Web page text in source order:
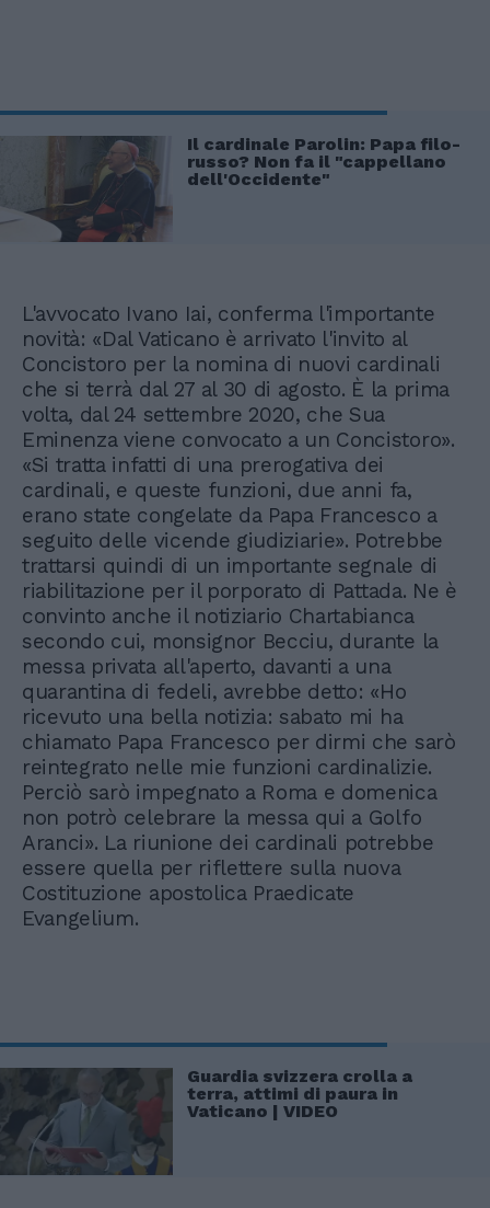
Il cardinale Parolin: Papa filo-
russo? Non fa il "cappellano
dell'Occidente"
L'avvocato Ivano Iai, conferma l'importante
novità: «Dal Vaticano è arrivato l'invito al
Concistoro per la nomina di nuovi cardinali
che si terrà dal 27 al 30 di agosto. È la prima
volta, dal 24 settembre 2020, che Sua
Eminenza viene convocato a un Concistoro».
«Si tratta infatti di una prerogativa dei
cardinali, e queste funzioni, due anni fa,
erano state congelate da Papa Francesco a
seguito delle vicende giudiziarie». Potrebbe
trattarsi quindi di un importante segnale di
riabilitazione per il porporato di Pattada. Ne è
convinto anche il notiziario Chartabianca
secondo cui, monsignor Becciu, durante la
messa privata all'aperto, davanti a una
quarantina di fedeli, avrebbe detto: «Ho
ricevuto una bella notizia: sabato mi ha
chiamato Papa Francesco per dirmi che sarò
reintegrato nelle mie funzioni cardinalizie.
Perciò sarò impegnato a Roma e domenica
non potrò celebrare la messa qui a Golfo
Aranci». La riunione dei cardinali potrebbe
essere quella per riflettere sulla nuova
Costituzione apostolica Praedicate
Evangelium.
Guardia svizzera crolla a
terra, attimi di paura in
Vaticano | VIDEO